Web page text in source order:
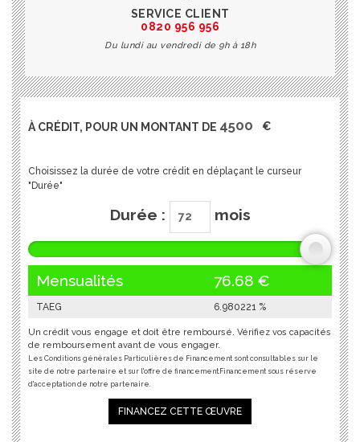
SERVICE CLIENT
0820 956 956
Du lundi au vendredi de 9h à 18h
À CRÉDIT, POUR UN MONTANT DE €
Choisissez la durée de votre crédit en déplaçant le curseur
"Durée"
Durée : mois
Mensualités 76.68 €
TAEG 6.980221 %
Un crédit vous engage et doit être remboursé. Vérifiez vos capacités
de remboursement avant de vous engager.
Les Conditions générales Particulières de Financement sont consultables sur le
site de notre partenaire et sur l'offre de financement.Financement sous réserve
d'acceptation de notre partenaire.
FINANCEZ CETTE ŒUVRE